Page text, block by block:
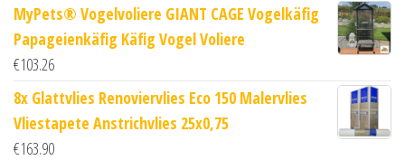
MyPets® Vogelvoliere GIANT CAGE Vogelkäfig
Papageienkäfig Käfig Vogel Voliere
€103.26
8x Glattvlies Renoviervlies Eco 150 Malervlies
Vliestapete Anstrichvlies 25x0,75
€163.90